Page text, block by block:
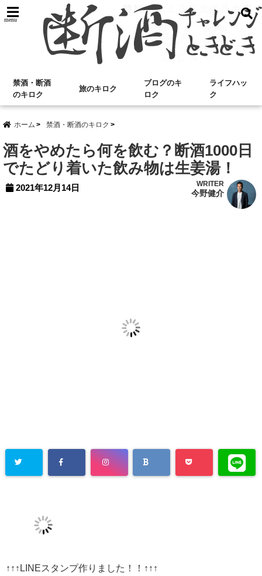
menu
禁酒・断酒
のキロク
旅のキロク
ブログのキ
ロク
ライフハッ
ク
ホーム 禁酒・断酒のキロク
酒をやめたら何を飲む？断酒1000日
でたどり着いた飲み物は生姜湯！
2021年12月14日 WRITER
今野健介
↑↑↑LINEスタンプ作りました！！↑↑↑